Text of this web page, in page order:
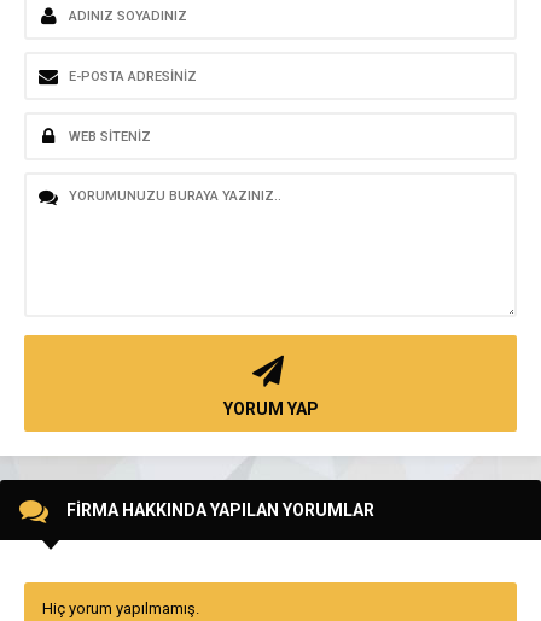
YORUM YAP
FİRMA HAKKINDA YAPILAN YORUMLAR
Hiç yorum yapılmamış.